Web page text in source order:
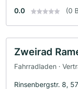
0.0 (0
Zweirad
Fahrradladen ·
Rinsenbergstr. 8,